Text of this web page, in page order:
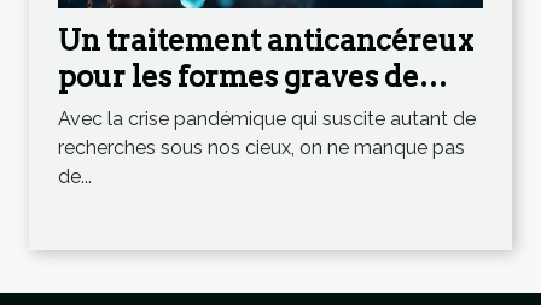
Un traitement anticancéreux
pour les formes graves de
Coronavirus ?
Avec la crise pandémique qui suscite autant de
recherches sous nos cieux, on ne manque pas
de...